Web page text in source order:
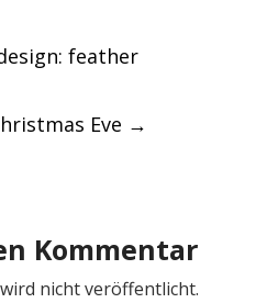
feather
Eve →
Kommentar
nicht veröffentlicht.